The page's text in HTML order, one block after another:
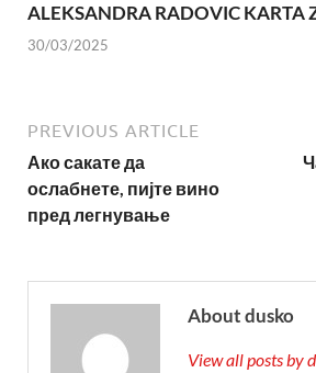
ALEKSANDRA RADOVIC KARTA
30/03/2025
PREVIOUS ARTICLE
Ако сакате да
ослабнете, пијте вино
пред легнување
About dusko
View all posts by